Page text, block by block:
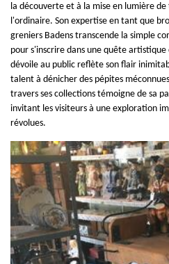
la découverte et à la mise en lumière de
l'ordinaire. Son expertise en tant que
greniers Badens transcende la simple
pour s'inscrire dans une quête
dévoile au public reflète son flair
talent à dénicher des pépites
travers ses collections témoigne de sa
invitant les visiteurs à une exploration
révolues.